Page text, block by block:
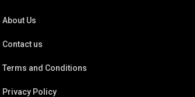
About Us
Contact us
Terms and Conditions
Privacy Policy